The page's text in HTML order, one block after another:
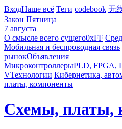
ВходНаше всё Теги codebook 无
Закон Пятница
7 августа
О смысле всего сущего0xFF
Мобильная и беспроводная связь
рынокОбъявления
МикроконтроллерыPLD, FPGA,
VТехнологии Кибернетика,
платы, компоненты
Схемы, платы,